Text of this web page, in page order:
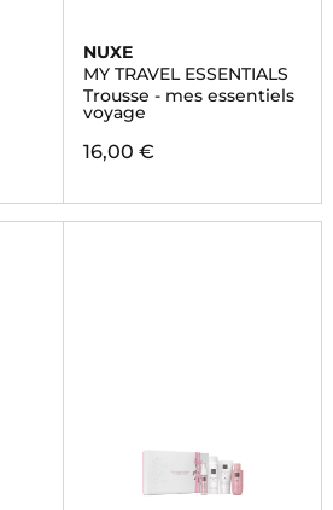
NUXE
MY TRAVEL ESSENTIALS
Trousse - mes essentiels
voyage
16,00 €